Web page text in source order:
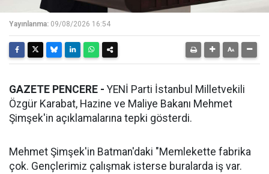
Yayınlanma: 09/08/2026 16:54
GAZETE PENCERE - YENİ Parti İstanbul Milletvekili
Özgür Karabat, Hazine ve Maliye Bakanı Mehmet
Şimşek'in açıklamalarına tepki gösterdi.
Mehmet Şimşek'in Batman'daki "Memlekette fabrika
çok. Gençlerimiz çalışmak isterse buralarda iş var.